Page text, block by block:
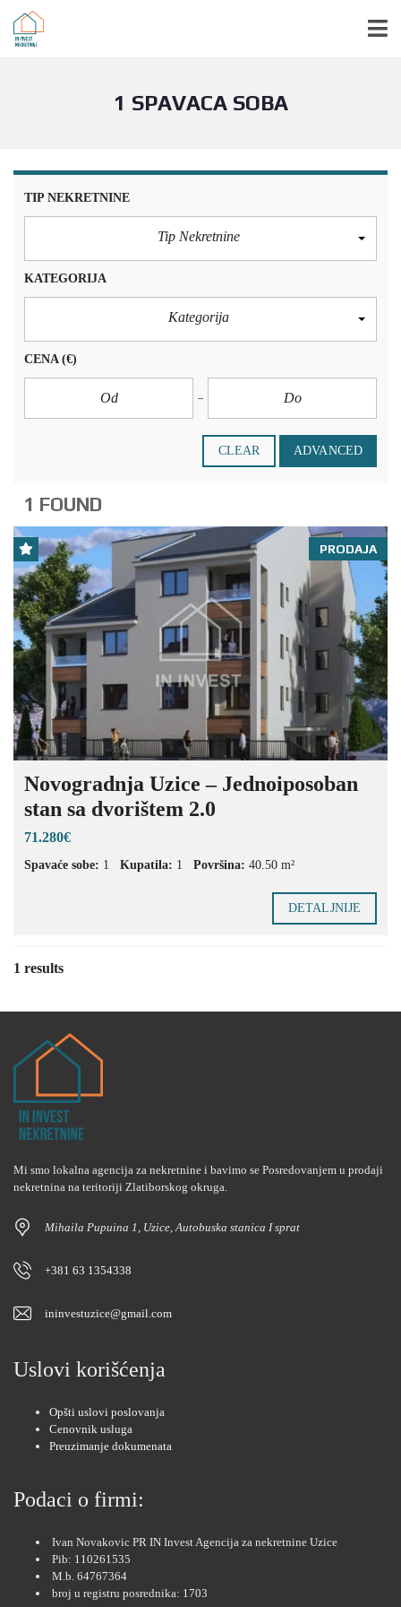
1 SPAVACA SOBA
TIP NEKRETNINE
Tip Nekretnine
KATEGORIJA
Kategorija
CENA (€)
CLEAR ADVANCED
1 FOUND
PRODAJA
Novogradnja Uzice – Jednoiposoban
stan sa dvorištem 2.0
71.280€
Spavaće sobe: 1 Kupatila: 1 Površina: 40.50 m²
DETALJNIJE
1 results
Mi smo lokalna agencija za nekretnine i bavimo se Posredovanjem u prodaji
nekretnina na teritoriji Zlatiborskog okruga.
Mihaila Pupuina 1, Uzice, Autobuska stanica I sprat
+381 63 1354338
ininvestuzice@gmail.com
Uslovi korišćenja
Opšti uslovi poslovanja
Cenovnik usluga
Preuzimanje dokumenata
Podaci o firmi:
Ivan Novakovic PR IN Invest Agencija za nekretnine Uzice
Pib: 110261535
M.b. 64767364
broj u registru posrednika: 1703